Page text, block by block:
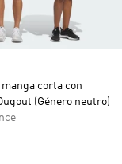
corta con
(Género neutro)